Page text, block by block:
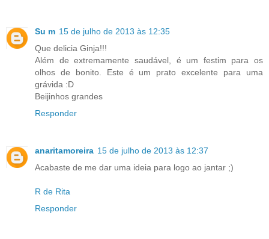
Su m 15 de julho de 2013 às 12:35
Que delicia Ginja!!!
Além de extremamente saudável, é um festim para os
olhos de bonito. Este é um prato excelente para uma
grávida :D
Beijinhos grandes
Responder
anaritamoreira 15 de julho de 2013 às 12:37
Acabaste de me dar uma ideia para logo ao jantar ;)
R de Rita
Responder